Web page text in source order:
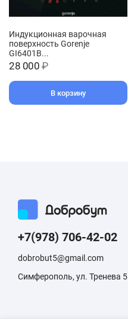
Индукционная варочная
поверхность Gorenje
GI6401B...
28 000 ₽
В корзину
+7(978) 706-42-02
dobrobut5@gmail.com
Симферополь, ул. Тренева 5